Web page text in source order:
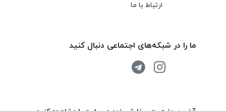
ارتباط با ما
ما را در شبکه‌های اجتماعی دنبال کنید